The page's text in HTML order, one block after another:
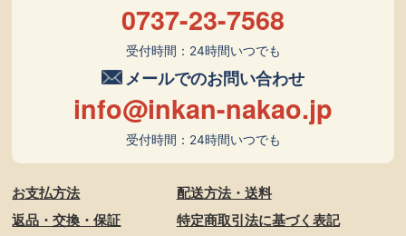
0737-23-7568
受付時間：24時間いつでも
メールでのお問い合わせ
info@inkan-nakao.jp
受付時間：24時間いつでも
お支払方法
配送方法・送料
返品・交換・保証
特定商取引法に基づく表記